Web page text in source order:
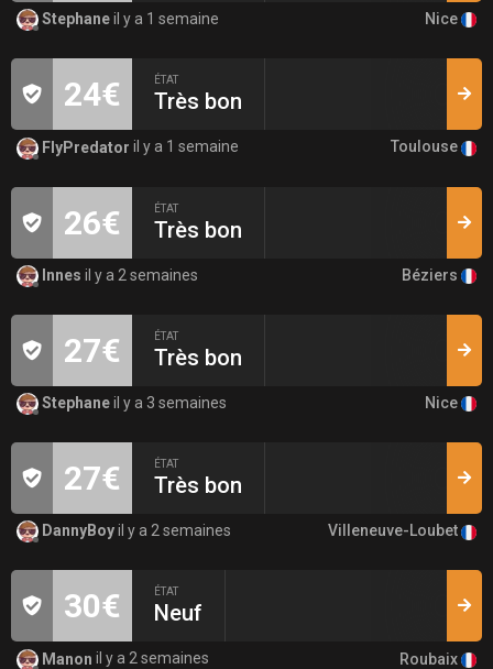
Stephaneil y a 1 semaine Nice
24€ ÉTAT
Très bon
FlyPredator il y a 1 semaine Toulouse
26€ ÉTAT
Très bon
Innes il y a 2 semaines Béziers
27€ ÉTAT
Très bon
Stephaneil y a 3 semaines Nice
27€ ÉTAT
Très bon
DannyBoyil y a 2 semaines Villeneuve-Loubet
30€ ÉTAT
Neuf
Manon il y a 2 semaines Roubaix